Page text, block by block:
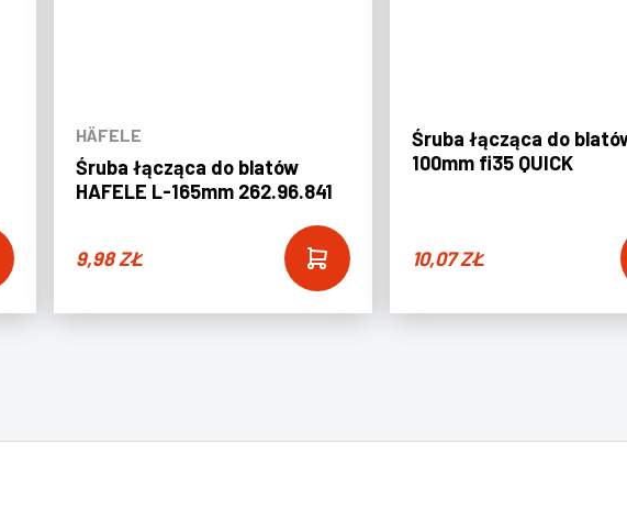
HÄFELE
Śruba łącząca do blatów
HAFELE L-165mm 262.96.841
9,98ZŁ
Śruba łącząca do
100mm fi35 QUICK
10,07ZŁ